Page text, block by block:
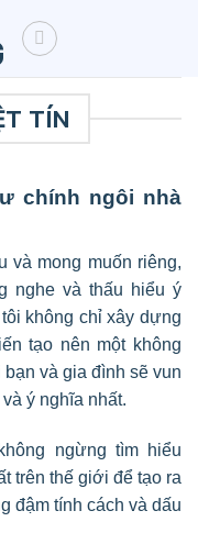
TÍN
chính ngôi nhà
và mong muốn riêng,
nghe và thấu hiểu ý
không chỉ xây dựng
tạo nên một không
và gia đình sẽ vun
ý nghĩa nhất.
ngừng tìm hiểu
trên thế giới để tạo ra
đậm tính cách và dấu